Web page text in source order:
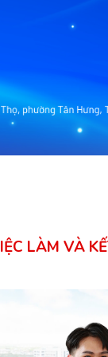
LÀM VÀ